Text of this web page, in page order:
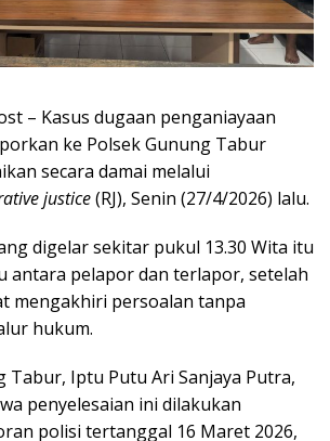
– Kasus dugaan penganiayaan
ke Polsek Gunung Tabur
secara damai melalui
justice(RJ), Senin (27/4/2026) lalu.
digelar sekitar pukul 13.30 Wita itu
antara pelapor dan terlapor, setelah
mengakhiri persoalan tanpa
hukum.
Tabur, Iptu Putu Ari Sanjaya Putra,
penyelesaian ini dilakukan
polisi tertanggal 16 Maret 2026,